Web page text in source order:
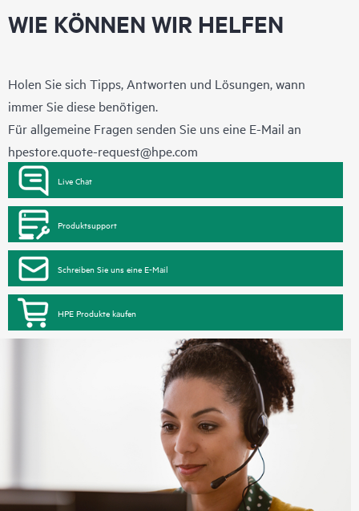
WIE KÖNNEN WIR HELFEN
Holen Sie sich Tipps, Antworten und Lösungen, wann
immer Sie diese benötigen.
Für allgemeine Fragen senden Sie uns eine E-Mail an
hpestore.quote-request@hpe.com
Live Chat
Produktsupport
Schreiben Sie uns eine E-Mail
HPE Produkte kaufen